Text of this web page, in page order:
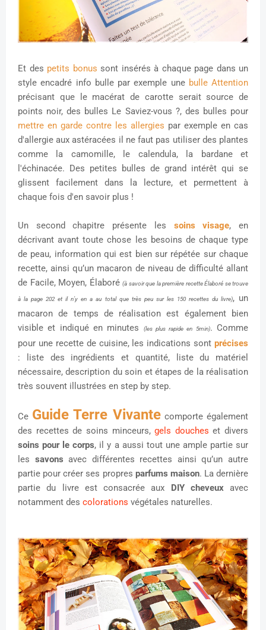
Et des petits bonus sont insérés à chaque page dans un
style encadré info bulle par exemple unebulle Attention
précisant que le macérat de carotte serait source de
points noir, des bulles Le Saviez-vous ?, des bulles pour
mettre en garde contre les allergies par exemple en cas
d'allergie aux astéracées il ne faut pas utiliser des plantes
comme la camomille, le calendula, la bardane et
l'échinacée. Des petites bulles de grand intérêt qui se
glissent facilement dans la lecture, et permettent à
chaque fois d'en savoir plus !
Un second chapitre présente les soins visage, en
décrivant avant toute chose les besoins de chaque type
de peau, information qui est bien sur répétée sur chaque
recette, ainsi qu’un macaron de niveau de difficulté allant
de Facile, Moyen, Élaboré (à savoir que la première recette Élaboré se trouve
à la page 202 et il n’y en a au total que très peu sur les 150 recettes du livre), un
macaron de temps de réalisation est également bien
visible et indiqué en minutes
(les plus rapide en 5min). Comme
pour une recette de cuisine, les indications sont précises
: liste des ingrédients et quantité, liste du matériel
nécessaire, description du soin et étapes de la réalisation
très souvent illustrées en step by step.
Ce Guide Terre Vivantecomporte également
des recettes de soins minceurs,gels douches et divers
soins pour le corps, il y a aussi tout une ample partie sur
les savonsavec différentes recettes ainsi qu’un autre
partie pour créer ses propres parfums maison. La dernière
partie du livre est consacrée aux DIY cheveux avec
notamment des colorations végétales naturelles.